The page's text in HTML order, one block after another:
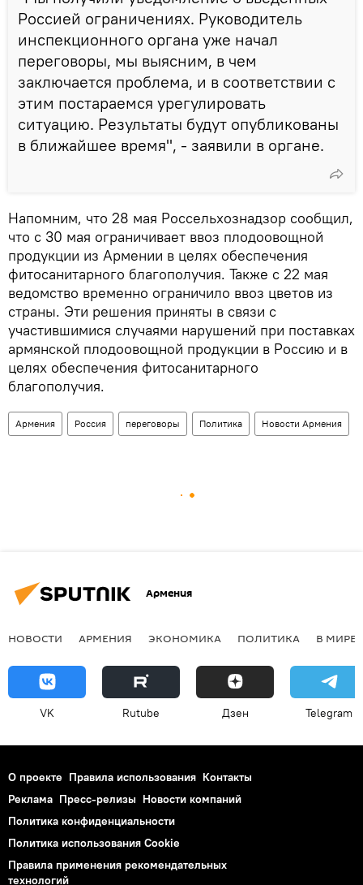
Россией ограничениях. Руководитель
инспекционного органа уже начал
переговоры, мы выясним, в чем
заключается проблема, и в соответствии с
этим постараемся урегулировать
ситуацию. Результаты будут опубликованы
в ближайшее время", - заявили в органе.
Напомним, что 28 мая Россельхознадзор сообщил,
что с 30 мая ограничивает ввоз плодоовощной
продукции из Армении в целях обеспечения
фитосанитарного благополучия. Также с 22 мая
ведомство временно ограничило ввоз цветов из
страны. Эти решения приняты в связи с
участившимися случаями нарушений при поставках
армянской плодоовощной продукции в Россию и в
целях обеспечения фитосанитарного
благополучия.
Армения Россия переговоры Политика Новости Армения
Армения
НОВОСТИ АРМЕНИЯ ЭКОНОМИКА ПОЛИТИКА В МИРЕ
VK Rutube Дзен Telegram
О проекте Правила использования Контакты
Реклама Пресс-релизы Новости компаний
Политика конфиденциальности
Политика использования Cookie
Правила применения рекомендательных
технологий